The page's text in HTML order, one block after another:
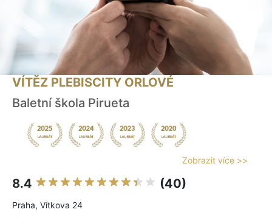
VÍTĚZ PLEBISCITY ORLOVÉ
Baletní škola Pirueta
Zobrazit více >>
8.4 (40)
Praha, Vítkova 24